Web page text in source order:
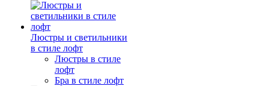
Люстры и светильники
в стиле лофт
Люстры в стиле
лофт
Бра в стиле лофт